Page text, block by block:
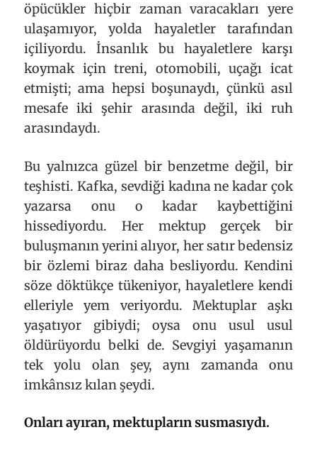
öpücükler hiçbir zaman varacakları yere
ulaşamıyor, yolda hayaletler tarafından
içiliyordu. İnsanlık bu hayaletlere karşı
koymak için treni, otomobili, uçağı icat
etmişti; ama hepsi boşunaydı, çünkü asıl
mesafe iki şehir arasında değil, iki ruh
arasındaydı.
Bu yalnızca güzel bir benzetme değil, bir
teşhisti. Kafka, sevdiği kadına ne kadar çok
yazarsa onu o kadar kaybettiğini
hissediyordu. Her mektup gerçek bir
buluşmanın yerini alıyor, her satır bedensiz
bir özlemi biraz daha besliyordu. Kendini
söze döktükçe tükeniyor, hayaletlere kendi
elleriyle yem veriyordu. Mektuplar aşkı
yaşatıyor gibiydi; oysa onu usul usul
öldürüyordu belki de. Sevgiyi yaşamanın
tek yolu olan şey, aynı zamanda onu
imkânsız kılan şeydi.
Onları ayıran, mektupların susmasıydı.